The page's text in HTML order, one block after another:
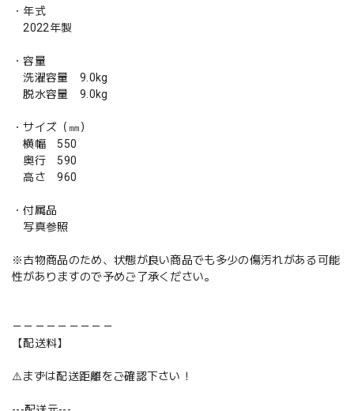
・年式
2022年製
・容量
洗濯容量 9.0kg
脱水容量 9.0kg
・サイズ（㎜）
横幅 550
奥行 590
高さ 960
・付属品
写真参照
※古物商品のため、状態が良い商品でも多少の傷汚れがある可能
性がありますので予めご了承ください。
－－－－－－－－－
【配送料】
⚠️まずは配送距離をご確認下さい！